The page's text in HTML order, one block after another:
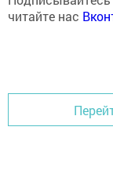
читайте нас